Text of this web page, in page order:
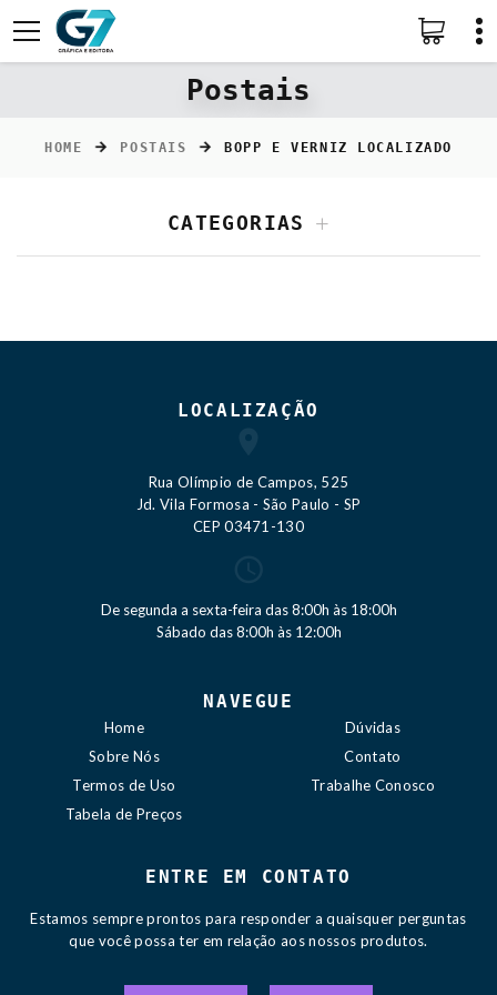
Postais
HOME POSTAIS BOPP E VERNIZ LOCALIZADO
CATEGORIAS
LOCALIZAÇÃO
Rua Olímpio de Campos, 525
Jd. Vila Formosa - São Paulo - SP
CEP 03471-130
De segunda a sexta-feira das 8:00h às 18:00h
Sábado das 8:00h às 12:00h
NAVEGUE
Home
Sobre Nós
Termos de Uso
Tabela de Preços
Dúvidas
Contato
Trabalhe Conosco
ENTRE EM CONTATO
Estamos sempre prontos para responder a quaisquer perguntas
que você possa ter em relação aos nossos produtos.